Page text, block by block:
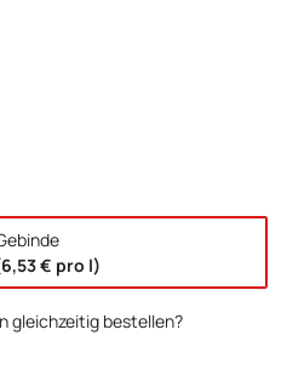
€ pro l)
gleichzeitig bestellen?